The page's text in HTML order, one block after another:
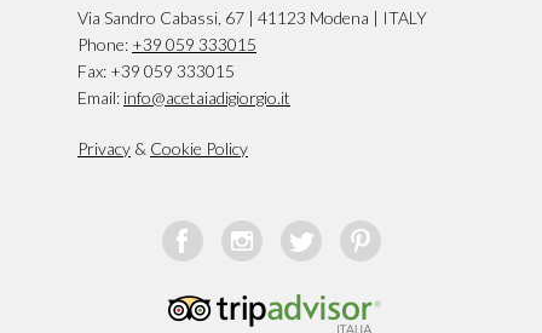
Via Sandro Cabassi, 67 | 41123 Modena | ITALY
Phone: +39 059 333015
Fax: +39 059 333015
Email: info@acetaiadigiorgio.it
Privacy & Cookie Policy